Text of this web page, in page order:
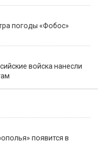
погоды «Фобос»
войска нанесли
появится в